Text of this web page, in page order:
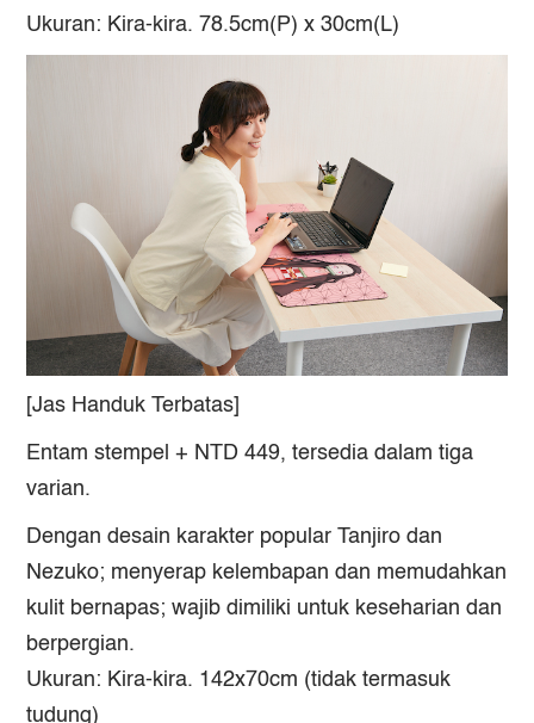
Ukuran: Kira-kira. 78.5cm(P) x 30cm(L)
[Jas Handuk Terbatas]
Entam stempel + NTD 449, tersedia dalam tiga
varian.
Dengan desain karakter popular Tanjiro dan
Nezuko; menyerap kelembapan dan memudahkan
kulit bernapas; wajib dimiliki untuk keseharian dan
berpergian.
Ukuran: Kira-kira. 142x70cm (tidak termasuk
tudung)